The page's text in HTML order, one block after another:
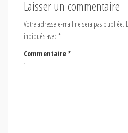
Laisser un commentaire
Votre adresse e-mail ne sera pas publiée.
indiqués avec*
Commentaire*